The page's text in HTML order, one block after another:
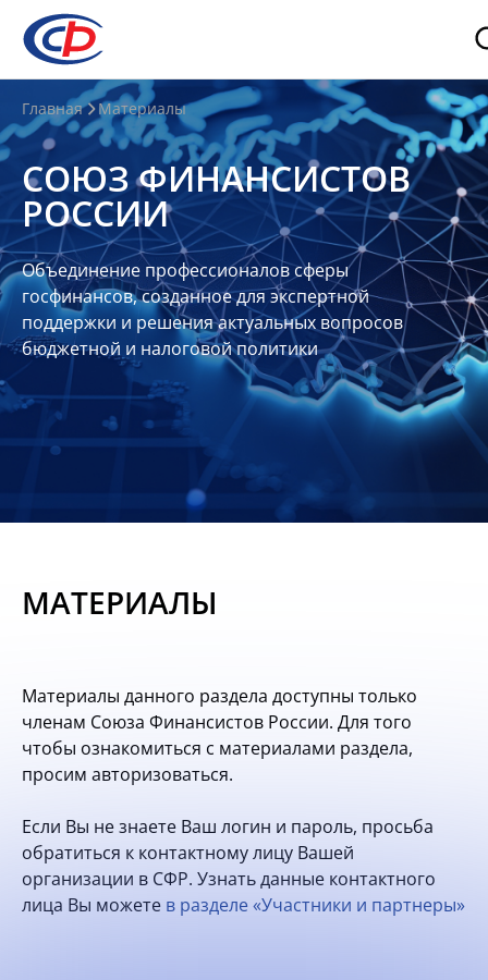
О
нас
О
СФР
Совет
Союза
Участники
Планы
отчеты
Контакты
Материалы
опытом
Вступить
Главная Материалы
СОЮЗ ФИНАНСИСТОВ
РОССИИ
Объединение профессионалов сферы
госфинансов, созданное для экспертной
поддержки и решения актуальных вопросов
бюджетной и налоговой политики
МАТЕРИАЛЫ
Материалы данного раздела доступны только
членам Союза Финансистов России. Для того
чтобы ознакомиться с материалами раздела,
просим авторизоваться.
Если Вы не знаете Ваш логин и пароль, просьба
обратиться к контактному лицу Вашей
организации в СФР. Узнать данные контактного
лица Вы можете в разделе «Участники и партнеры»